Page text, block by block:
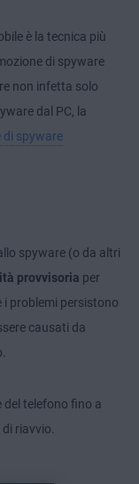
è la tecnica più
di spyware
non infetta solo
dal PC, la
di spyware
spyware (o da altri
provvisoria per
i problemi persistono
causati da
del telefono fino a
riavvio.